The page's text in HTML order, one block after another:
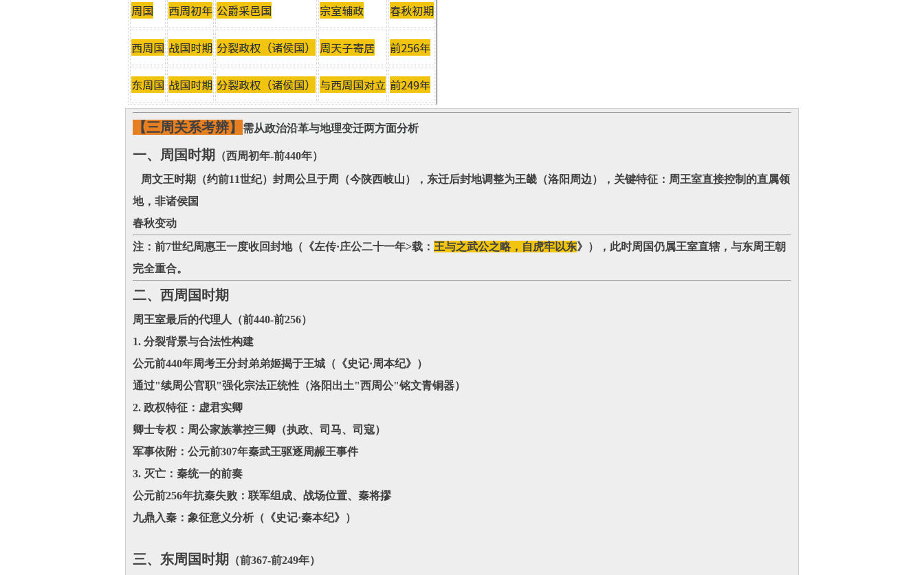
【三周关系考辨】 需从政治沿革与地理变迁两方面分析
一、周国时期
（西周初年-前440年）
周文王时期（约前11世纪）封周公旦于周（今陕西岐山），东迁后封地调整为王畿（洛阳周边）‌，关键特征‌：周王室直接控制的直属领
地，非诸侯国
春秋变动‌
注：前7世纪周惠王一度收回封地（《左传·庄公二十一年>载： 王与之武公之略，自虎牢以东》 ），此时周国仍属王室直辖，与东周王朝
完全重合。
二、西周国时期
周王室最后的代理人（前440-前256）
1. 分裂背景与合法性构建
公元前440年周考王分封弟弟姬揭于王城（《史记·周本纪》）
通过"续周公官职"强化宗法正统性（洛阳出土"西周公"铭文青铜器）
2. 政权特征：虚君实卿
卿士专权：周公家族掌控三卿（执政、司马、司寇）
军事依附：公元前307年秦武王驱逐周赧王事件
3. 灭亡：秦统一的前奏
公元前256年抗秦失败：联军组成、战场位置、秦将摎
九鼎入秦：象征意义分析（《史记·秦本纪》）
三、东周国时期
（前367-前249年）